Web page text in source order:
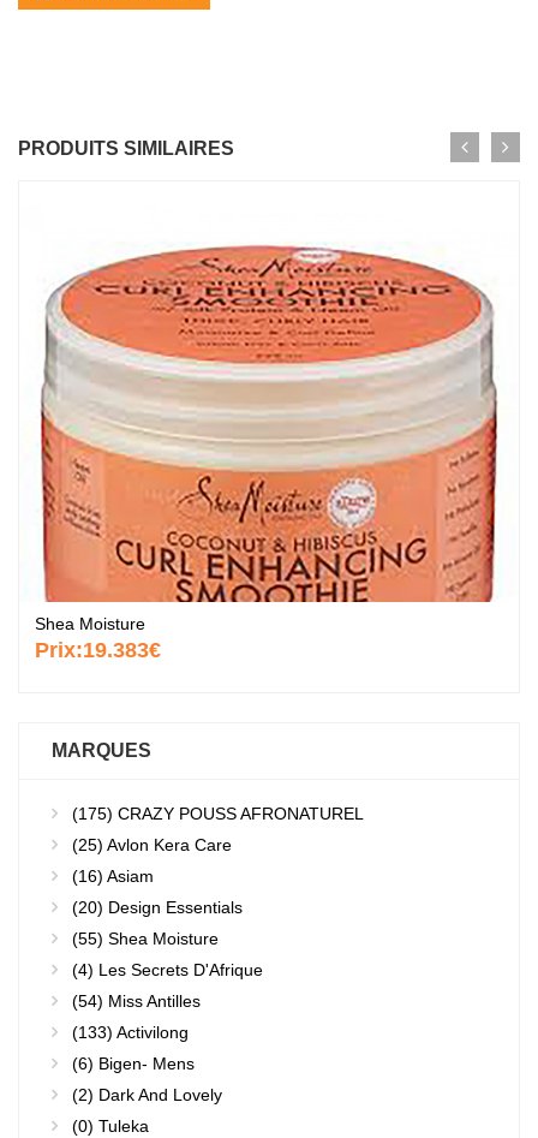
PRODUITS SIMILAIRES
Shea Moisture
Prix:19.383€
MARQUES
(175) CRAZY POUSS AFRONATUREL
(25) Avlon Kera Care
(16) Asiam
(20) Design Essentials
(55) Shea Moisture
(4) Les Secrets D'Afrique
(54) Miss Antilles
(133) Activilong
(6) Bigen- Mens
(2) Dark And Lovely
(0) Tuleka